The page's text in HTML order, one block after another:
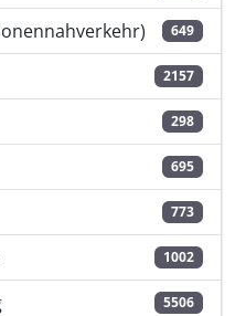
649
2157
298
695
773
1002
5506